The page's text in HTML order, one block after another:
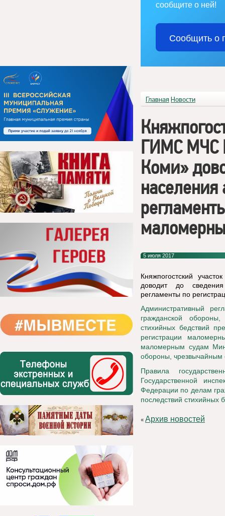
сообщите о ней!
Сообщить о
Главная Новости
ГИМС МЧС
Коми»
5 июля 2017
Княжпогостский
доводит до
регламенты по
Административный
гражданской
стихийных бедствий
регистрации
маломерным судам
обороны, чрезвычайным
Правила
Государственной
Федерации по делам
последствий стихийных
«Архив новостей